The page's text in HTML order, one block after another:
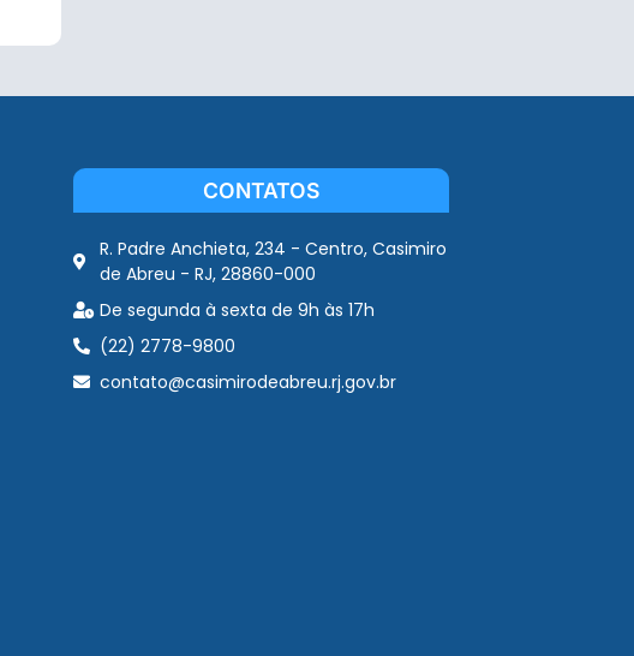
CONTATOS
R. Padre Anchieta, 234 - Centro, Casimiro
de Abreu - RJ, 28860-000
De segunda à sexta de 9h às 17h
(22) 2778-9800
contato@casimirodeabreu.rj.gov.br